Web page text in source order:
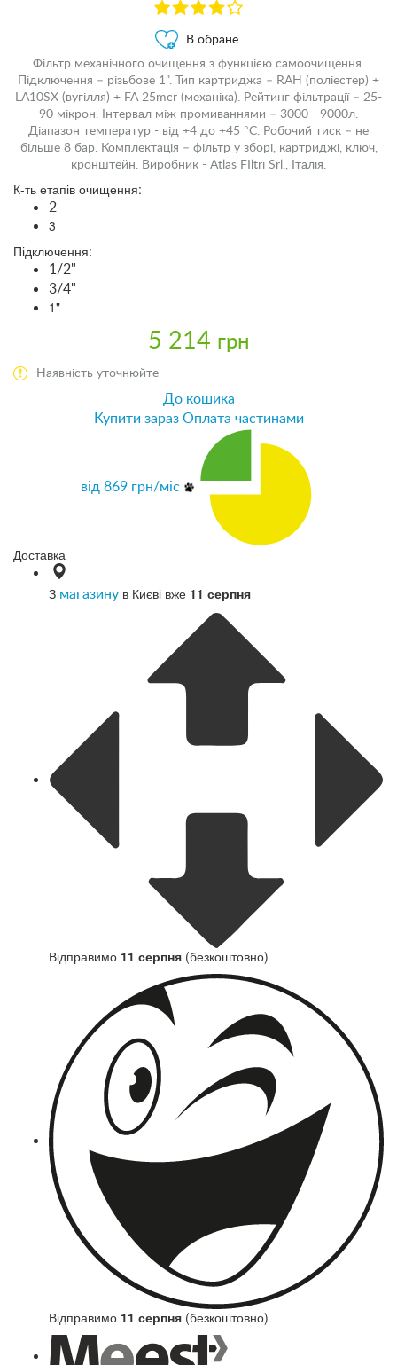
В обране
Фільтр механічного очищення з функцією самоочищення.
Підключення – різьбове 1”. Тип картриджа – RAH (поліестер) +
LA10SX (вугілля) + FA 25mcr (механіка). Рейтинг фільтрації – 25-
90 мікрон. Інтервал між промиваннями – 3000 - 9000л.
Діапазон температур - від +4 до +45 °С. Робочий тиск – не
більше 8 бар. Комплектація – фільтр у зборі, картриджі, ключ,
кронштейн. Виробник - Atlas FIltri Srl., Італія.
К-ть етапів очищення:
2
3
Підключення:
1/2"
3/4"
1"
5 214 грн
Наявність уточнюйте
До кошика
Купити зараз Оплата частинами
від 869 грн/міс
Доставка
З магазину в Києві вже 11 серпня
Відправимо 11 серпня (безкоштовно)
Відправимо 11 серпня (безкоштовно)